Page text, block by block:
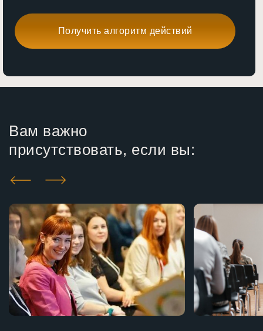
Получить алгоритм действий
Вам важно
присутствовать, если вы: